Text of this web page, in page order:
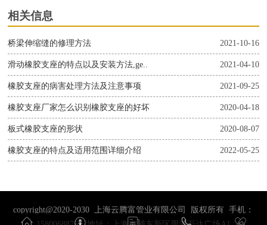
相关信息
2021-10-16
桥梁伸缩缝的修理方法
2021-04-10
滑动橡胶支座的特点以及安装方法,ge..
2021-09-25
橡胶支座的病害处理方法及注意事项
2020-04-18
橡胶支座厂家怎么识别橡胶支座的好坏
2020-08-07
板式橡胶支座的形状
2022-05-25
橡胶支座的特点及适用范围详细介绍
copyright@2020-2030 上海云腾富管业有限公司 版权所有 手机：